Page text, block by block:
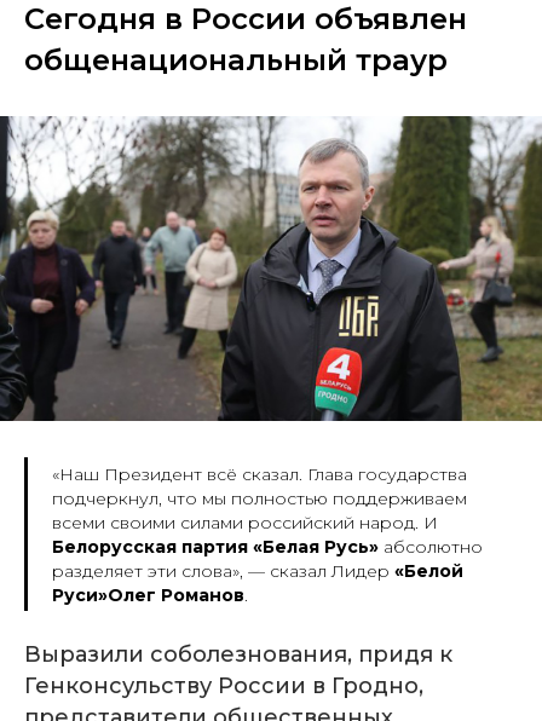
Сегодня в России объявлен
общенациональный траур
«Наш Президент всё сказал. Глава государства
подчеркнул, что мы полностью поддерживаем
всеми своими силами российский народ. И
Белорусская партия «Белая Русь» абсолютно
разделяет эти слова», — сказал Лидер «Белой
Руси»Олег Романов.
Выразили соболезнования, придя к
Генконсульству России в Гродно,